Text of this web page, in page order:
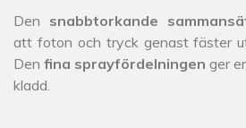
Den snabbtorkande
att foton och tryck genast fäster
Den fina sprayfördelningen ger
kladd.